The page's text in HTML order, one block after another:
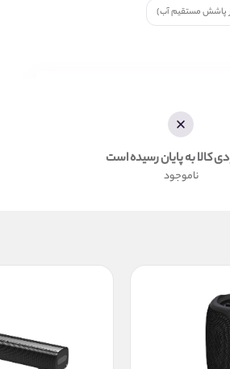
کالا به پایان رسیده است
ناموجود